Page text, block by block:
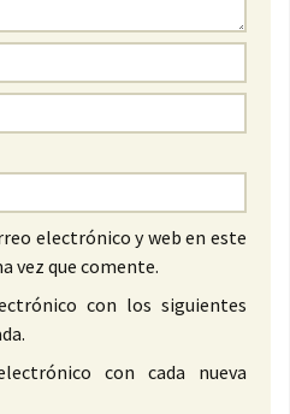
electrónico y web en este
vez que comente.
con los siguientes
con cada nueva